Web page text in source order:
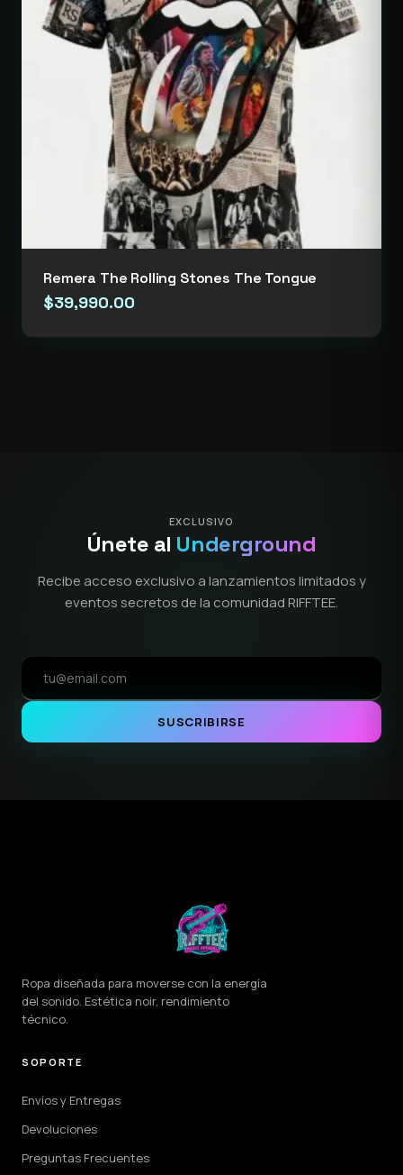
Remera The Rolling Stones The Tongue
$39,990.00
EXCLUSIVO
Únete al Underground
Recibe acceso exclusivo a lanzamientos limitados y
eventos secretos de la comunidad RIFFTEE.
SUSCRIBIRSE
Ropa diseñada para moverse con la energía
del sonido. Estética noir, rendimiento
técnico.
SOPORTE
Envíos y Entregas
Devoluciones
Preguntas Frecuentes